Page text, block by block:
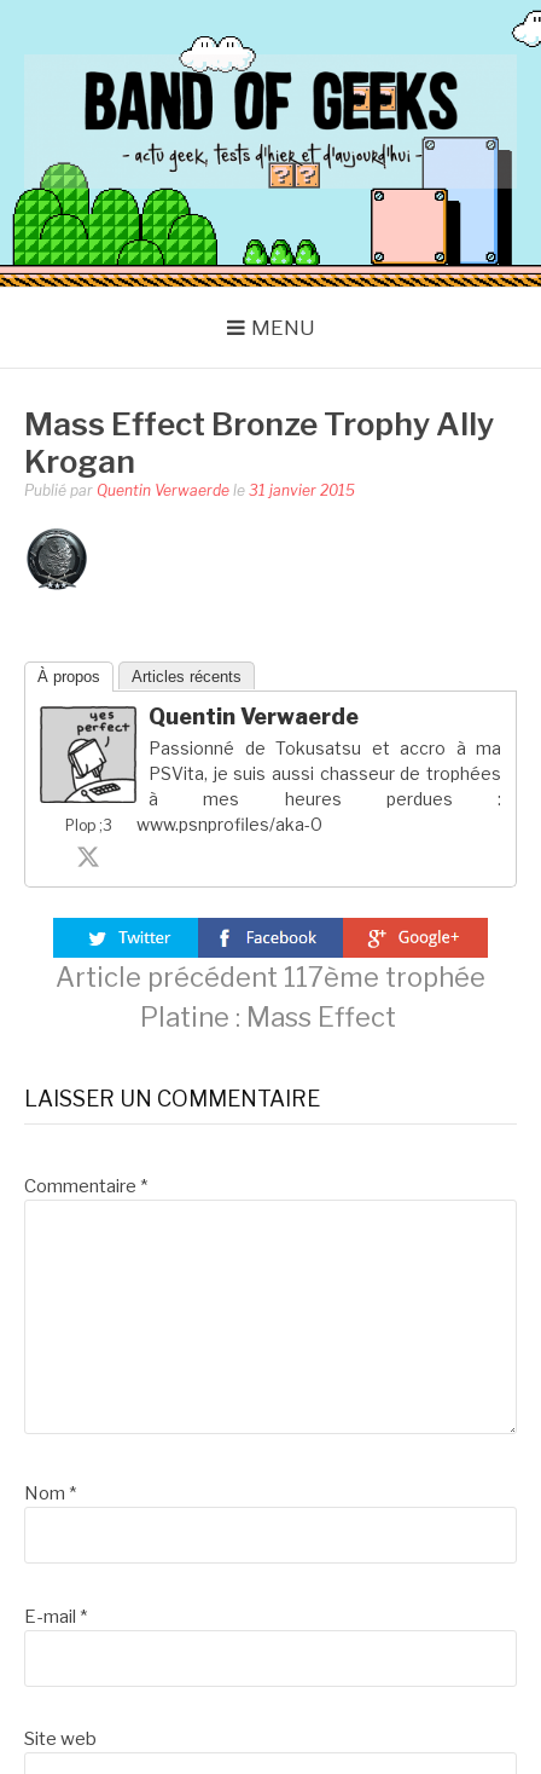
BAND OF GEEKS
Actu Geek d'hier et d'aujourd'hui
MENU
Mass Effect Bronze Trophy Ally
Krogan
Publié par Quentin Verwaerde le 31 janvier 2015
À propos Articles récents
Plop ;3
Quentin Verwaerde
Passionné de Tokusatsu et accro à ma
PSVita, je suis aussi chasseur de trophées
à mes heures perdues :
www.psnprofiles/aka-0
Lire
la
suite
Article précédent 117ème trophée
Platine : Mass Effect
LAISSER UN COMMENTAIRE
Commentaire *
Nom *
E-mail *
Site web